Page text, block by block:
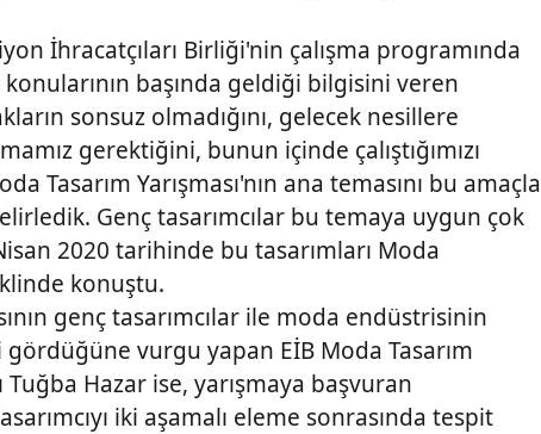
İhracatçıları Birliği'nin çalışma programında
başında geldiği bilgisini veren
sonsuz olmadığını, gelecek nesillere
gerektiğini, bunun içinde çalıştığımızı
Tasarım Yarışması'nın ana temasını bu amaçla
Genç tasarımcılar bu temaya uygun çok
2020 tarihinde bu tasarımları Moda
konuştu.
genç tasarımcılar ile moda endüstrisinin
vurgu yapan EİB Moda Tasarım
Tuğba Hazar ise, yarışmaya başvuran
iki aşamalı eleme sonrasında tespit